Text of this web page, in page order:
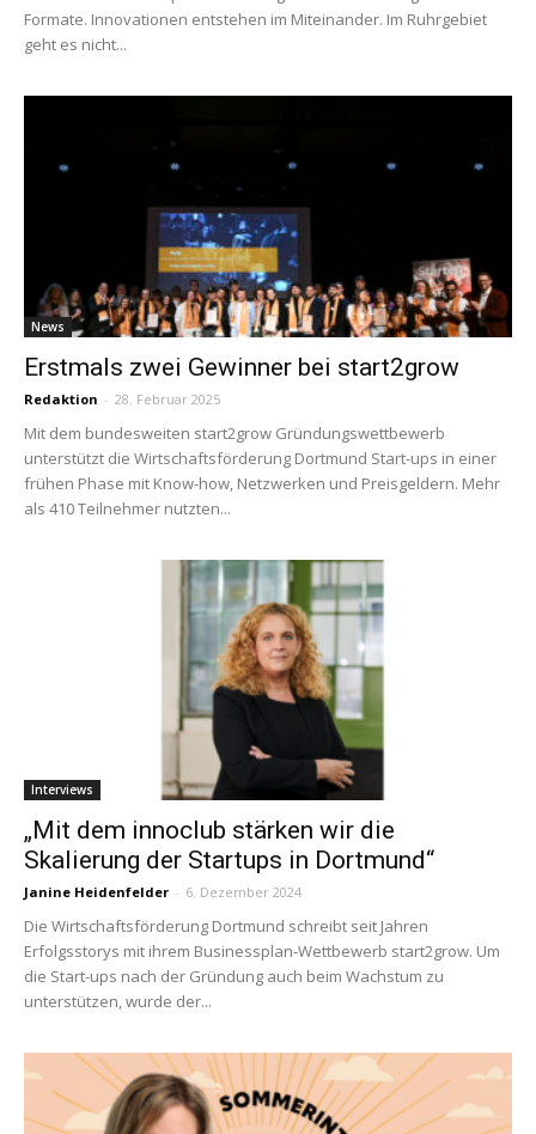
Formate. Innovationen entstehen im Miteinander. Im Ruhrgebiet
geht es nicht...
News
Erstmals zwei Gewinner bei start2grow
Redaktion - 28. Februar 2025
Mit dem bundesweiten start2grow Gründungswettbewerb
unterstützt die Wirtschaftsförderung Dortmund Start-ups in einer
frühen Phase mit Know-how, Netzwerken und Preisgeldern. Mehr
als 410 Teilnehmer nutzten...
Interviews
„Mit dem innoclub stärken wir die
Skalierung der Startups in Dortmund“
Janine Heidenfelder - 6. Dezember 2024
Die Wirtschaftsförderung Dortmund schreibt seit Jahren
Erfolgsstorys mit ihrem Businessplan-Wettbewerb start2grow. Um
die Start-ups nach der Gründung auch beim Wachstum zu
unterstützen, wurde der...